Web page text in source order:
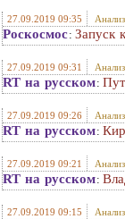
27.09.2019 09:35
Роскосмос: Запуск
27.09.2019 09:31
RT на русском:
27.09.2019 09:26
RT на русском:
27.09.2019 09:21
RT на русском:
27.09.2019 09:15